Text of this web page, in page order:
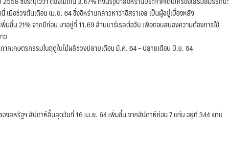
เมื่อช่วงต้นเดือน เม.ย. 64 ซึ่งอิหร่านกล่าวหาว่าอิสราเอล เป็นผู้อยู่เบื้องหลัง
ขึ้น 21% จากปีก่อน มาอยู่ที่ 11.69 ล้านบาร์เรลต่อวัน เพื่อตอบสนองความต้องการใช้
ว
คเกษตรกรรมในฤดูใบไม้ผลิช่วงปลายเดือน มี.ค. 64 – ปลายเดือน มิ.ย. 64
งสหรัฐฯ สัปดาห์สิ้นสุดวันที่ 16 เม.ย. 64 เพิ่มขึ้น จากสัปดาห์ก่อน 7 แท่น อยู่ที่ 344 แท่น